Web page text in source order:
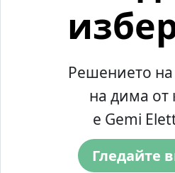
Решението
на дима от
е Gemi
Гледайте